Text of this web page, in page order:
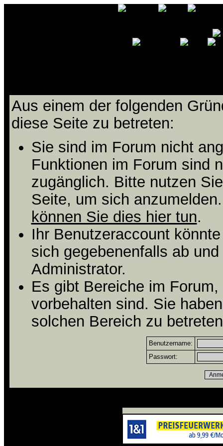
Aus einem der folgenden
diese Seite zu betreten:
Sie sind im Forum nicht
Funktionen im Forum sind
zugänglich. Bitte nutzen
Seite, um sich
können Sie dies hier tun.
Ihr Benutzeraccount
sich gegebenenfalls ab
Administrator.
Es gibt Bereiche im
vorbehalten sind. Sie
solchen Bereich zu
Benutzername:
Passwort: